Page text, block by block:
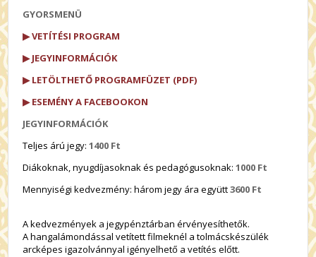
GYORSMENÜ
▶ VETÍTÉSI PROGRAM
▶ JEGYINFORMÁCIÓK
▶ LETÖLTHETŐ PROGRAMFÜZET (PDF)
▶ ESEMÉNY A FACEBOOKON
JEGYINFORMÁCIÓK
Teljes árú jegy:1400 Ft
Diákoknak, nyugdíjasoknak és pedagógusoknak:1000 Ft
Mennyiségi kedvezmény: három jegy ára együtt3600 Ft
A kedvezmények a jegypénztárban érvényesíthetők.
A hangalámondással vetített filmeknél a tolmácskészülék
arcképes igazolvánnyal igényelhető a vetítés előtt.